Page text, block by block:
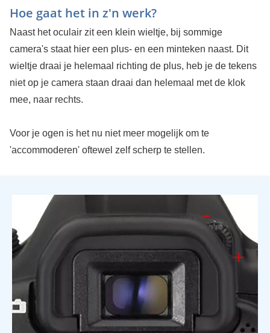
Hoe gaat het in z'n werk?
Naast het oculair zit een klein wieltje, bij sommige
camera's staat hier een plus- en een minteken naast. Dit
wieltje draai je helemaal richting de plus, heb je de tekens
niet op je camera staan draai dan helemaal met de klok
mee, naar rechts.
Voor je ogen is het nu niet meer mogelijk om te
'accommoderen' oftewel zelf scherp te stellen.